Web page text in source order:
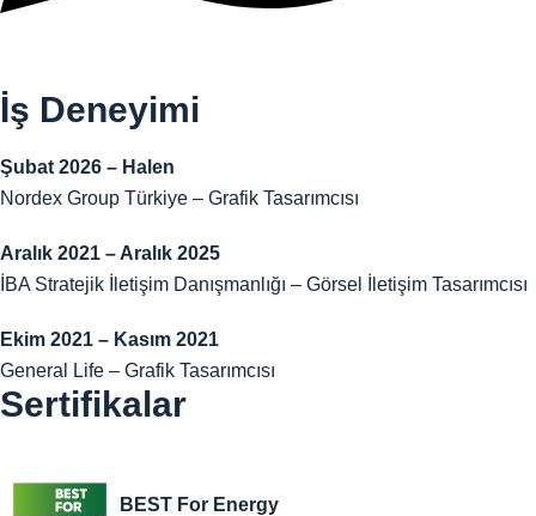
İş Deneyimi
Şubat 2026 – Halen
Nordex Group Türkiye – Grafik Tasarımcısı
Aralık 2021 – Aralık 2025
İBA Stratejik İletişim Danışmanlığı – Görsel İletişim Tasarımcısı
Ekim 2021 – Kasım 2021
General Life – Grafik Tasarımcısı
Sertifikalar
BEST For Energy